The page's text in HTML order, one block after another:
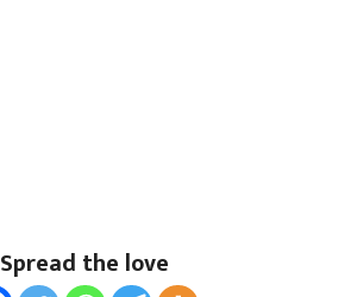
Spread the love